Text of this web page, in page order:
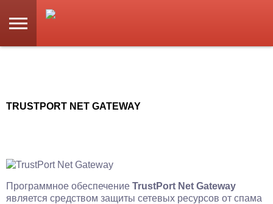
TRUSTPORT NET GATEWAY
Программное обеспечение TrustPort Net Gateway
является средством защиты сетевых ресурсов от спама